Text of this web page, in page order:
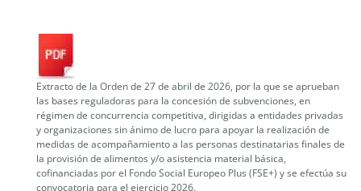
Extracto de la Orden de 27 de abril de 2026, por la que se aprueban
las bases reguladoras para la concesión de subvenciones, en
régimen de concurrencia competitiva, dirigidas a entidades privadas
y organizaciones sin ánimo de lucro para apoyar la realización de
medidas de acompañamiento a las personas destinatarias finales de
la provisión de alimentos y/o asistencia material básica,
cofinanciadas por el Fondo Social Europeo Plus (FSE+) y se efectúa su
convocatoria para el ejercicio 2026.